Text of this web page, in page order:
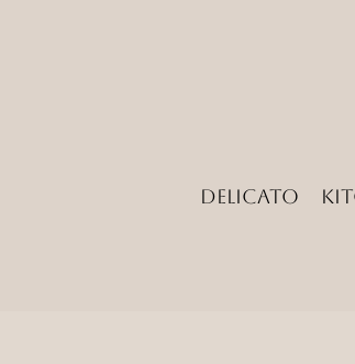
Delicato